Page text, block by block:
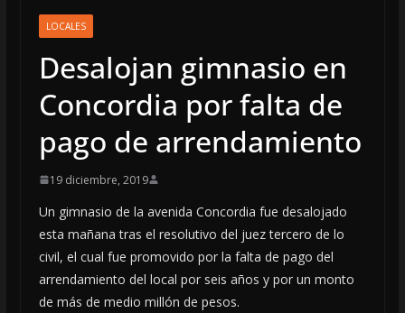
LOCALES
Desalojan gimnasio en
Concordia por falta de
pago de arrendamiento
19 diciembre, 2019
Un gimnasio de la avenida Concordia fue desalojado
esta mañana tras el resolutivo del juez tercero de lo
civil, el cual fue promovido por la falta de pago del
arrendamiento del local por seis años y por un monto
de más de medio millón de pesos.